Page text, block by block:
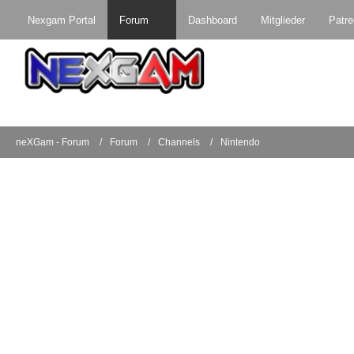
Nexgam Portal Forum Dashboard Mitglieder
neXGam - Forum Forum Channels Nintendo